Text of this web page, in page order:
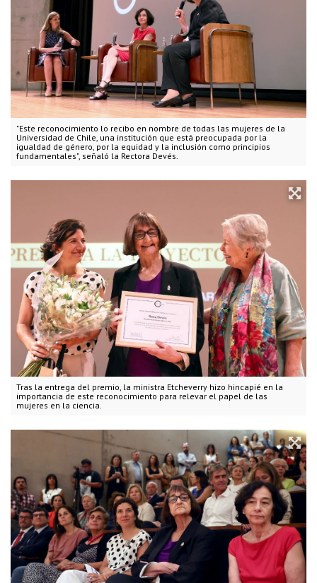
"Este reconocimiento lo recibo en nombre de todas las mujeres de la
Universidad de Chile, una institución que está preocupada por la
igualdad de género, por la equidad y la inclusión como principios
fundamentales", señaló la Rectora Devés.
Tras la entrega del premio, la ministra Etcheverry hizo hincapié en la
importancia de este reconocimiento para relevar el papel de las
mujeres en la ciencia.